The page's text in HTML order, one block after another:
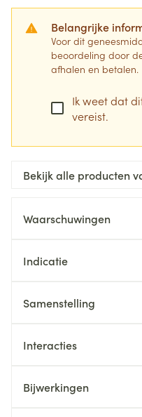
Belangrijke
Voor dit
beoordeling door
afhalen en betalen.
Ik weet dat
vereist.
Bekijk alle producten
Waarschuwingen
Indicatie
Samenstelling
Interacties
Bijwerkingen